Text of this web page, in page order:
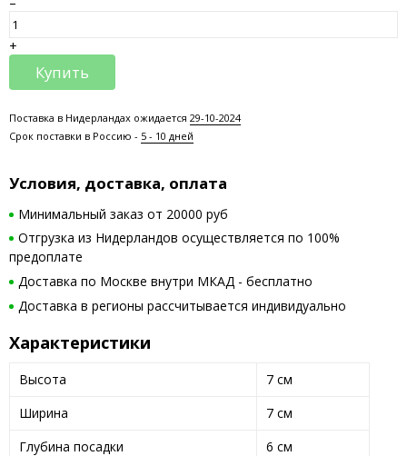
+
Купить
Поставка в Нидерландах ожидается 29-10-2024
Срок поставки в Россию - 5 - 10 дней
Условия, доставка, оплата
Минимальный заказ от 20000 руб
Отгрузка из Нидерландов осуществляется по 100%
предоплате
Доставка по Москве внутри МКАД - бесплатно
Доставка в регионы рассчитывается индивидуально
Характеристики
Высота
7 см
Ширина
7 см
Глубина посадки
6 см